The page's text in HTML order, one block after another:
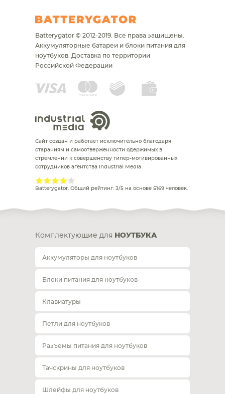
Batterygator © 2012-2019. Все права защищены.
Аккумуляторные батареи и блоки питания для
ноутбуков. Доставка по территории
Российской Федерации
Сайт создан и работает исключительно благодаря
стараниям и самоотверженности одержимых в
стремлении к совершенству гипер-мотивированных
сотрудников агентства Industrial Media
Batterygator. Общий рейтинг: 3/5 на основе 5169 человек.
Комплектующие для НОУТБУКА
Аккумуляторы для ноутбуков
Блоки питания для ноутбуков
Клавиатуры
Петли для ноутбуков
Разъемы питания для ноутбуков
Тачскрины для ноутбуков
Шлейфы для ноутбуков